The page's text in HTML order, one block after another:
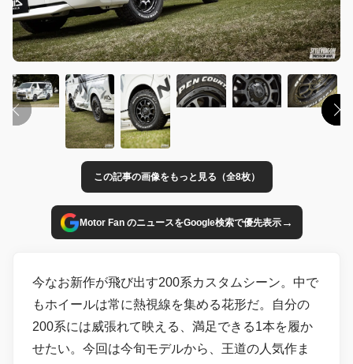
この記事の画像をもっと見る（全8枚）
Motor Fan のニュースをGoogle検索で優先表示→
今なお新作が飛び出す200系カスタムシーン。中で
もホイールは常に熱視線を集める花形だ。自分の
200系には威張れて映える、満足できる1本を履か
せたい。今回は今旬モデルから、王道の人気作ま